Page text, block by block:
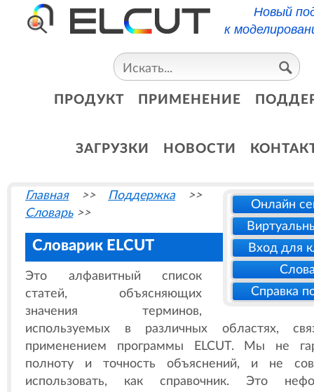
Новый
к
ПРОДУКТ ПРИМЕНЕНИЕ
ЗАГРУЗКИ НОВОСТИ
Онлайн
Вход для
Справка
Главная>> Поддержка>>
Словарь>>
Словарик ELCUT
Это алфавитный список
статей, объясняющих
значения терминов,
используемых в различных областях,
применением программы ELCUT. Мы не
полноту и точность объяснений, и не
использовать, как справочник. Это